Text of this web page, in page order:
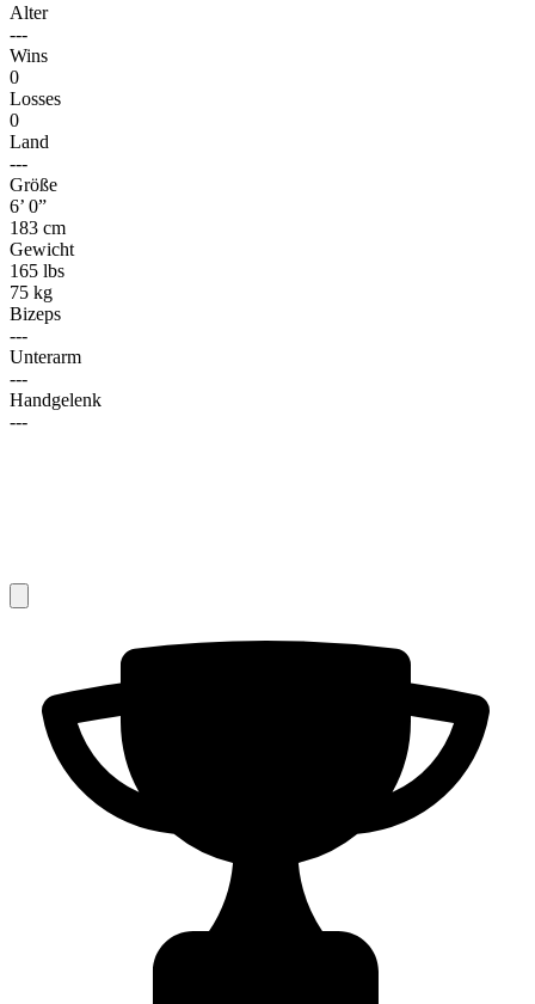
Alter
---
Wins
0
Losses
0
Land
---
Größe
6’ 0”
183 cm
Gewicht
165 lbs
75 kg
Bizeps
---
Unterarm
---
Handgelenk
---